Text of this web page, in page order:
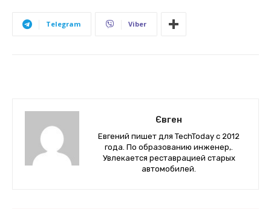
Telegram Viber
Євген
Евгений пишет для TechToday с 2012
года. По образованию инженер,.
Увлекается реставрацией старых
автомобилей.